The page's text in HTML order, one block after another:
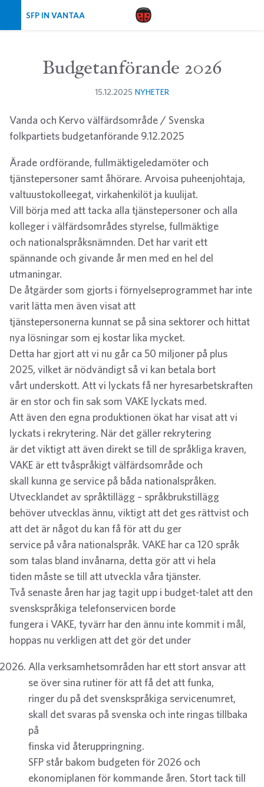
SFP IN VANTAA
Budgetanförande 2026
15.12.2025 NYHETER
Vanda och Kervo välfärdsområde / Svenska
folkpartiets budgetanförande 9.12.2025
Ärade ordförande, fullmäktigeledamöter och
tjänstepersoner samt åhörare. Arvoisa puheenjohtaja,
valtuustokolleegat, virkahenkilöt ja kuulijat.
Vill börja med att tacka alla tjänstepersoner och alla
kolleger i välfärdsområdes styrelse, fullmäktige
och nationalspråksnämnden. Det har varit ett
spännande och givande år men med en hel del
utmaningar.
De åtgärder som gjorts i förnyelseprogrammet har inte
varit lätta men även visat att
tjänstepersonerna kunnat se på sina sektorer och hittat
nya lösningar som ej kostar lika mycket.
Detta har gjort att vi nu går ca 50 miljoner på plus
2025, vilket är nödvändigt så vi kan betala bort
vårt underskott. Att vi lyckats få ner hyresarbetskraften
är en stor och fin sak som VAKE lyckats med.
Att även den egna produktionen ökat har visat att vi
lyckats i rekrytering. När det gäller rekrytering
är det viktigt att även direkt se till de språkliga kraven,
VAKE är ett tvåspråkigt välfärdsområde och
skall kunna ge service på båda nationalspråken.
Utvecklandet av språktillägg – språkbrukstillägg
behöver utvecklas ännu, viktigt att det ges rättvist och
att det är något du kan få för att du ger
service på våra nationalspråk. VAKE har ca 120 språk
som talas bland invånarna, detta gör att vi hela
tiden måste se till att utveckla våra tjänster.
Två senaste åren har jag tagit upp i budget-talet att den
svenskspråkiga telefonservicen borde
fungera i VAKE, tyvärr har den ännu inte kommit i mål,
hoppas nu verkligen att det gör det under
Alla verksamhetsområden har ett stort ansvar att
se över sina rutiner för att få det att funka,
ringer du på det svenskspråkiga servicenumret,
skall det svaras på svenska och inte ringas tillbaka
på
finska vid återuppringning.
SFP står bakom budgeten för 2026 och
ekonomiplanen för kommande åren. Stort tack till